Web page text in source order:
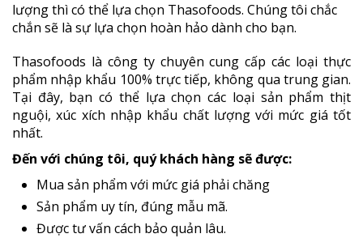
lượng thì có thể lựa chọn Thasofoods. Chúng tôi chắc
chắn sẽ là sự lựa chọn hoàn hảo dành cho bạn.
Thasofoods là công ty chuyên cung cấp các loại thực
phẩm nhập khẩu 100% trực tiếp, không qua trung gian.
Tại đây, bạn có thể lựa chọn các loại sản phẩm thịt
nguội, xúc xích nhập khẩu chất lượng với mức giá tốt
nhất.
Đến với chúng tôi, quý khách hàng sẽ được:
Mua sản phẩm với mức giá phải chăng
Sản phẩm uy tín, đúng mẫu mã.
Được tư vấn cách bảo quản lâu.